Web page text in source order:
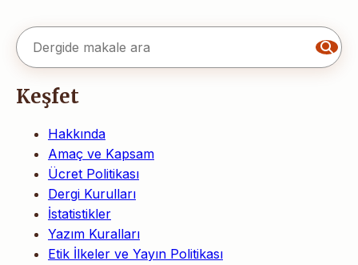
Keşfet
Hakkında
Amaç ve Kapsam
Ücret Politikası
Dergi Kurulları
İstatistikler
Yazım Kuralları
Etik İlkeler ve Yayın Politikası